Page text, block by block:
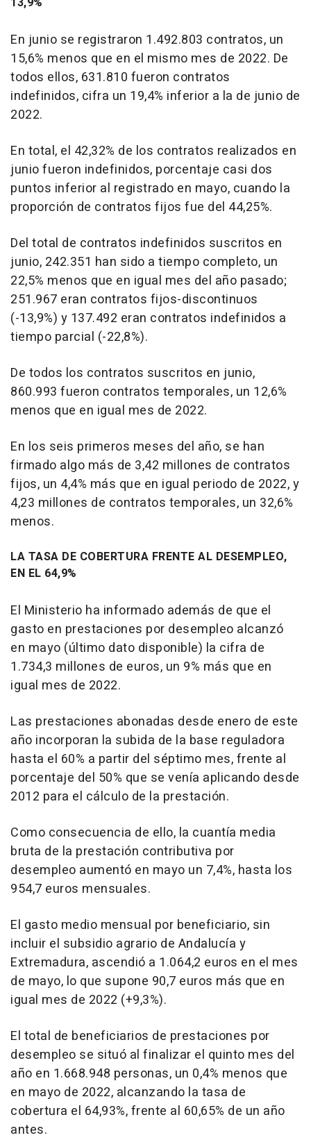
En junio se registraron 1.492.803 contratos, un
15,6% menos que en el mismo mes de 2022. De
todos ellos, 631.810 fueron contratos
indefinidos, cifra un 19,4% inferior a la de junio de
2022.
En total, el 42,32% de los contratos realizados en
junio fueron indefinidos, porcentaje casi dos
puntos inferior al registrado en mayo, cuando la
proporción de contratos fijos fue del 44,25%.
Del total de contratos indefinidos suscritos en
junio, 242.351 han sido a tiempo completo, un
22,5% menos que en igual mes del año pasado;
251.967 eran contratos fijos-discontinuos
(-13,9%) y 137.492 eran contratos indefinidos a
tiempo parcial (-22,8%).
De todos los contratos suscritos en junio,
860.993 fueron contratos temporales, un 12,6%
menos que en igual mes de 2022.
En los seis primeros meses del año, se han
firmado algo más de 3,42 millones de contratos
fijos, un 4,4% más que en igual periodo de 2022, y
4,23 millones de contratos temporales, un 32,6%
menos.
LA TASA DE COBERTURA FRENTE AL DESEMPLEO,
EN EL 64,9%
El Ministerio ha informado además de que el
gasto en prestaciones por desempleo alcanzó
en mayo (último dato disponible) la cifra de
1.734,3 millones de euros, un 9% más que en
igual mes de 2022.
Las prestaciones abonadas desde enero de este
año incorporan la subida de la base reguladora
hasta el 60% a partir del séptimo mes, frente al
porcentaje del 50% que se venía aplicando desde
2012 para el cálculo de la prestación.
Como consecuencia de ello, la cuantía media
bruta de la prestación contributiva por
desempleo aumentó en mayo un 7,4%, hasta los
954,7 euros mensuales.
El gasto medio mensual por beneficiario, sin
incluir el subsidio agrario de Andalucía y
Extremadura, ascendió a 1.064,2 euros en el mes
de mayo, lo que supone 90,7 euros más que en
igual mes de 2022 (+9,3%).
El total de beneficiarios de prestaciones por
desempleo se situó al finalizar el quinto mes del
año en 1.668.948 personas, un 0,4% menos que
en mayo de 2022, alcanzando la tasa de
cobertura el 64,93%, frente al 60,65% de un año
antes.